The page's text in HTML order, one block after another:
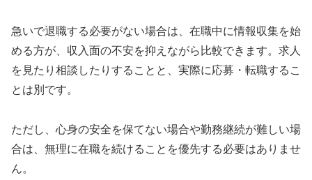
急いで退職する必要がない場合は、在職中に情報収集を始
める方が、収入面の不安を抑えながら比較できます。求人
を見たり相談したりすることと、実際に応募・転職するこ
とは別です。
ただし、心身の安全を保てない場合や勤務継続が難しい場
合は、無理に在職を続けることを優先する必要はありませ
ん。